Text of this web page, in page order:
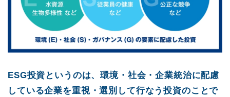
ESG投資というのは、環境・社会・企業統治に配慮
している企業を重視・選別して行なう投資のことで